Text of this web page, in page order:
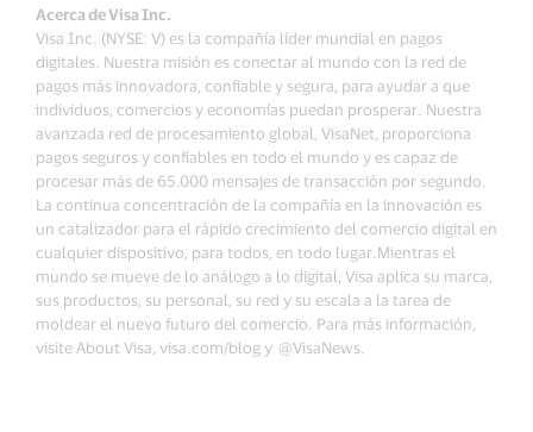
Acerca de Visa Inc.
Visa Inc. (NYSE: V) es la compañía líder mundial en pagos
digitales. Nuestra misión es conectar al mundo con la red de
pagos más innovadora, confiable y segura, para ayudar a que
individuos, comercios y economías puedan prosperar. Nuestra
avanzada red de procesamiento global, VisaNet, proporciona
pagos seguros y confiables en todo el mundo y es capaz de
procesar más de 65.000 mensajes de transacción por segundo.
La continua concentración de la compañía en la innovación es
un catalizador para el rápido crecimiento del comercio digital en
cualquier dispositivo, para todos, en todo lugar.Mientras el
mundo se mueve de lo análogo a lo digital, Visa aplica su marca,
sus productos, su personal, su red y su escala a la tarea de
moldear el nuevo futuro del comercio. Para más información,
visite About Visa, visa.com/blog y @VisaNews.